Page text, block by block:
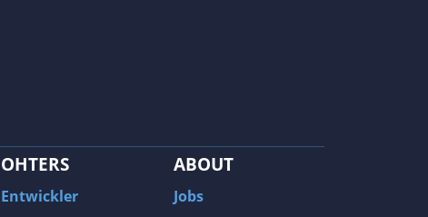
OHTERS
Entwickler
ABOUT
Jobs